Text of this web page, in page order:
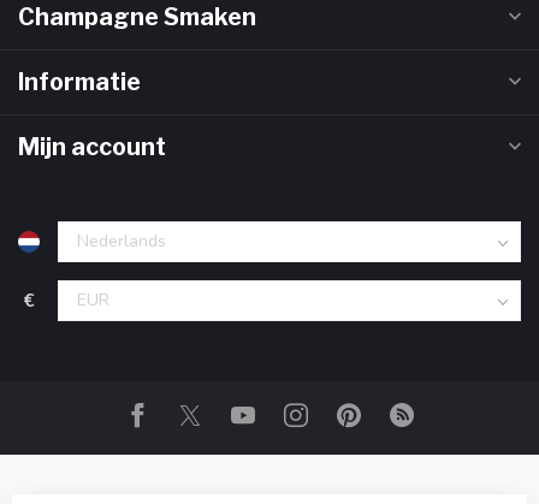
Champagne Smaken
Informatie
Mijn account
€